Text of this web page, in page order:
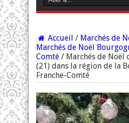
Accueil / Marchés de
Marchés de Noël
Comté / Marchés de Noël
(21) dans la région de la
Franche-Comté